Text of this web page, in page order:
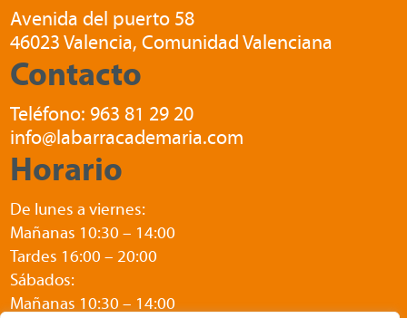
Avenida del puerto 58
46023 Valencia, Comunidad Valenciana
Contacto
Teléfono: 963 81 29 20
info@labarracademaria.com
Horario
De lunes a viernes:
Mañanas 10:30 – 14:00
Tardes 16:00 – 20:00
Sábados:
Mañanas 10:30 – 14:00